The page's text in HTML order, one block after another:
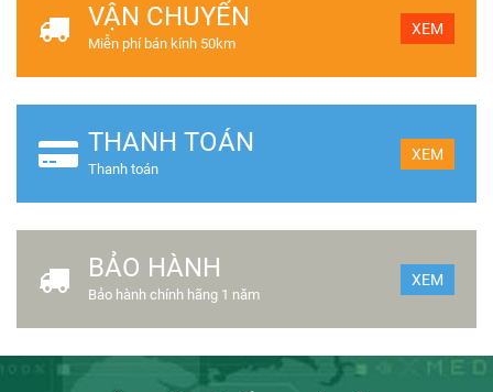
VẬN CHUYỂN
Miễn phí bán kính 50km
XEM
THANH TOÁN
Thanh toán
XEM
BẢO HÀNH
Bảo hành chính hãng 1 năm
XEM